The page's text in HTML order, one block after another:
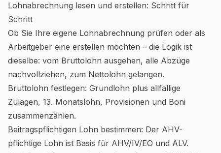
Lohnabrechnung lesen und erstellen: Schritt für
Schritt
Ob Sie Ihre eigene Lohnabrechnung prüfen oder als
Arbeitgeber eine erstellen möchten – die Logik ist
dieselbe: vom Bruttolohn ausgehen, alle Abzüge
nachvollziehen, zum Nettolohn gelangen.
Bruttolohn festlegen: Grundlohn plus allfällige
Zulagen, 13. Monatslohn, Provisionen und Boni
zusammenzählen.
Beitragspflichtigen Lohn bestimmen: Der AHV-
pflichtige Lohn ist Basis für AHV/IV/EO und ALV.